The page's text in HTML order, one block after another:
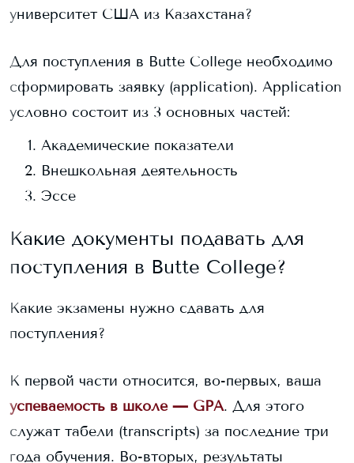
университет США из Казахстана?
Для поступления в Butte College необходимо
сформировать заявку (application). Application
условно состоит из 3 основных частей:
Академические показатели
Внешкольная деятельность
Эссе
Какие документы подавать для
поступления в Butte College?
Какие экзамены нужно сдавать для
поступления?
К первой части относится, во-первых, ваша
успеваемость в школе — GPA. Для этого
служат табели (transcripts) за последние три
года обучения. Во-вторых, результаты